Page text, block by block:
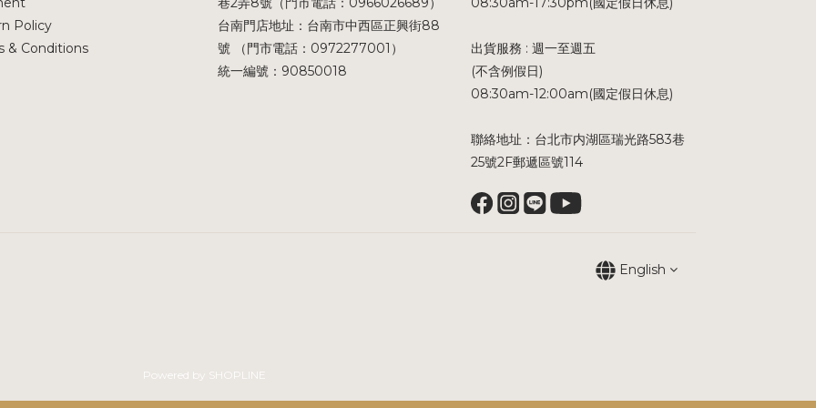
Policy
& Conditions
台南門店地址：台南市中西區正興街88
號 （門市電話：0972277001）
統一編號：90850018
出貨服務 : 週一至週五
(不含例假日)
08:30am-12:00am(國定假日休息)
聯絡地址：台北市内湖區瑞光路583巷
25號2F郵遞區號114
English
Powered by SHOPLINE